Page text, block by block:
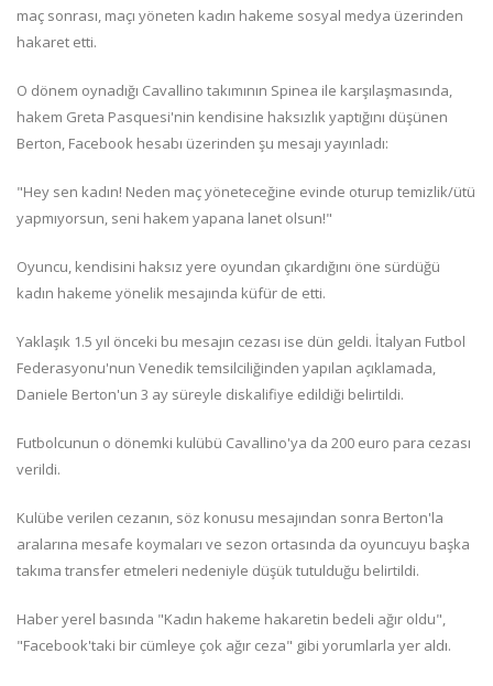
maç sonrası, maçı yöneten kadın hakeme sosyal medya üzerinden
hakaret etti.
O dönem oynadığı Cavallino takımının Spinea ile karşılaşmasında,
hakem Greta Pasquesi'nin kendisine haksızlık yaptığını düşünen
Berton, Facebook hesabı üzerinden şu mesajı yayınladı:
"Hey sen kadın! Neden maç yöneteceğine evinde oturup temizlik/ütü
yapmıyorsun, seni hakem yapana lanet olsun!"
Oyuncu, kendisini haksız yere oyundan çıkardığını öne sürdüğü
kadın hakeme yönelik mesajında küfür de etti.
Yaklaşık 1.5 yıl önceki bu mesajın cezası ise dün geldi. İtalyan Futbol
Federasyonu'nun Venedik temsilciliğinden yapılan açıklamada,
Daniele Berton'un 3 ay süreyle diskalifiye edildiği belirtildi.
Futbolcunun o dönemki kulübü Cavallino'ya da 200 euro para cezası
verildi.
Kulübe verilen cezanın, söz konusu mesajından sonra Berton'la
aralarına mesafe koymaları ve sezon ortasında da oyuncuyu başka
takıma transfer etmeleri nedeniyle düşük tutulduğu belirtildi.
Haber yerel basında "Kadın hakeme hakaretin bedeli ağır oldu",
"Facebook'taki bir cümleye çok ağır ceza" gibi yorumlarla yer aldı.